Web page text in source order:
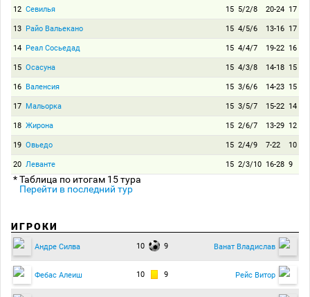
12 Севилья 15 5/2/8 20-24 17
13 Райо Вальекано 15 4/5/6 13-16 17
14 Реал Сосьедад 15 4/4/7 19-22 16
15 Осасуна 15 4/3/8 14-18 15
16 Валенсия 15 3/6/6 14-23 15
17 Мальорка 15 3/5/7 15-22 14
18 Жирона 15 2/6/7 13-29 12
19 Овьедо 15 2/4/9 7-22 10
20 Леванте 15 2/3/10 16-28 9
* Таблица по итогам 15 тура
Перейти в последний тур
ИГРОКИ
Андре Силва 10 9 Ванат Владислав
Фебас Алеиш 10 9 Рейс Витор